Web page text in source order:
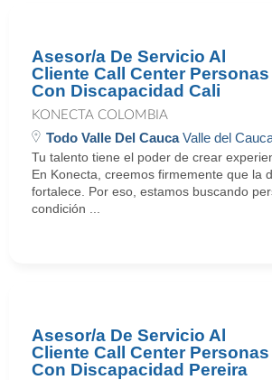
Asesor/a De Servicio Al
Cliente Call Center Personas
Con Discapacidad Cali
KONECTA COLOMBIA
Todo Valle Del CaucaValle del
Tu talento tiene el poder de crear
En Konecta, creemos firmemente que la
fortalece. Por eso, estamos buscando
condición ...
Asesor/a De Servicio Al
Cliente Call Center Personas
Con Discapacidad Pereira